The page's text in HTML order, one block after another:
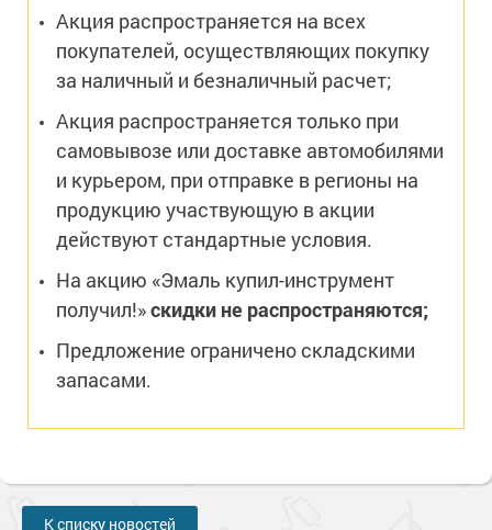
Акция распространяется на всех
покупателей, осуществляющих покупку
за наличный и безналичный расчет;
Акция распространяется только при
самовывозе или доставке автомобилями
и курьером, при отправке в регионы на
продукцию участвующую в акции
действуют стандартные условия.
На акцию «Эмаль купил-инструмент
получил!»скидки не распространяются;
Предложение ограничено складскими
запасами.
К списку новостей